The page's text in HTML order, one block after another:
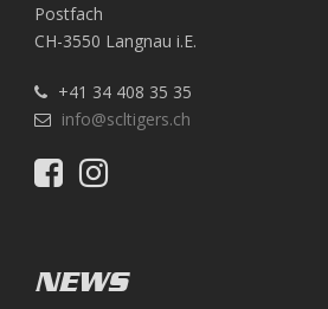
Postfach
CH-3550 Langnau i.E.
+41 34 408 35 35
info@scltigers.ch
NEWS